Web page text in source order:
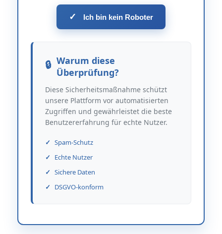
✓ Ich bin kein Roboter
Warum diese
Überprüfung?
Diese Sicherheitsmaßnahme schützt
unsere Plattform vor automatisierten
Zugriffen und gewährleistet die beste
Benutzererfahrung für echte Nutzer.
Spam-Schutz
Echte Nutzer
Sichere Daten
DSGVO-konform